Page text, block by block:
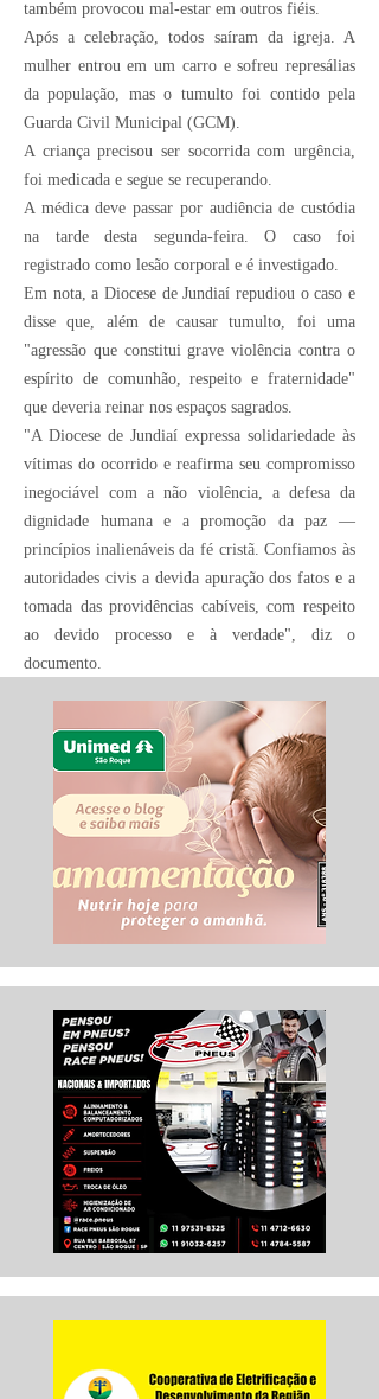
também provocou mal-estar em outros fiéis.
Após a celebração, todos saíram da igreja. A
mulher entrou em um carro e sofreu represálias
da população, mas o tumulto foi contido pela
Guarda Civil Municipal (GCM).
A criança precisou ser socorrida com urgência,
foi medicada e segue se recuperando.
A médica deve passar por audiência de custódia
na tarde desta segunda-feira. O caso foi
registrado como lesão corporal e é investigado.
Em nota, a Diocese de Jundiaí repudiou o caso e
disse que, além de causar tumulto, foi uma
"agressão que constitui grave violência contra o
espírito de comunhão, respeito e fraternidade"
que deveria reinar nos espaços sagrados.
"A Diocese de Jundiaí expressa solidariedade às
vítimas do ocorrido e reafirma seu compromisso
inegociável com a não violência, a defesa da
dignidade humana e a promoção da paz —
princípios inalienáveis da fé cristã. Confiamos às
autoridades civis a devida apuração dos fatos e a
tomada das providências cabíveis, com respeito
ao devido processo e à verdade", diz o
documento.